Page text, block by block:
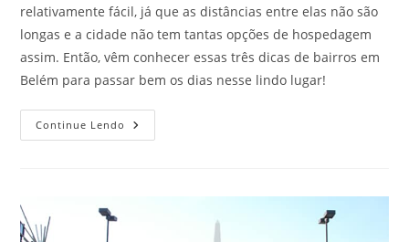
relativamente fácil, já que as distâncias entre elas não são
longas e a cidade não tem tantas opções de hospedagem
assim. Então, vêm conhecer essas três dicas de bairros em
Belém para passar bem os dias nesse lindo lugar!
Continue Lendo Bairros
Em